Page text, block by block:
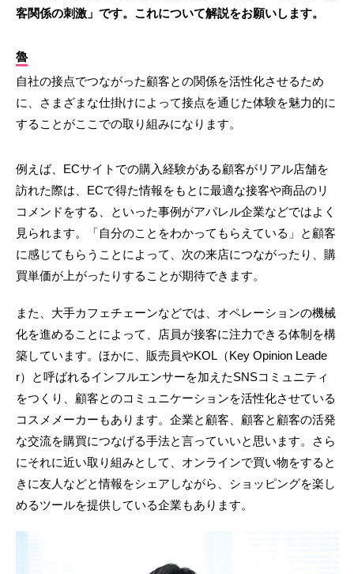
客関係の刺激」です。これについて解説をお願いします。
魯
自社の接点でつながった顧客との関係を活性化させるため
に、さまざまな仕掛けによって接点を通じた体験を魅力的に
することがここでの取り組みになります。
例えば、ECサイトでの購入経験がある顧客がリアル店舗を
訪れた際は、ECで得た情報をもとに最適な接客や商品のリ
コメンドをする、といった事例がアパレル企業などではよく
見られます。「自分のことをわかってもらえている」と顧客
に感じてもらうことによって、次の来店につながったり、購
買単価が上がったりすることが期待できます。
また、大手カフェチェーンなどでは、オペレーションの機械
化を進めることによって、店員が接客に注力できる体制を構
築しています。ほかに、販売員やKOL（Key Opinion Leade
r）と呼ばれるインフルエンサーを加えたSNSコミュニティ
をつくり、顧客とのコミュニケーションを活性化させている
コスメメーカーもあります。企業と顧客、顧客と顧客の活発
な交流を購買につなげる手法と言っていいと思います。さら
にそれに近い取り組みとして、オンラインで買い物をすると
きに友人などと情報をシェアしながら、ショッピングを楽し
めるツールを提供している企業もあります。